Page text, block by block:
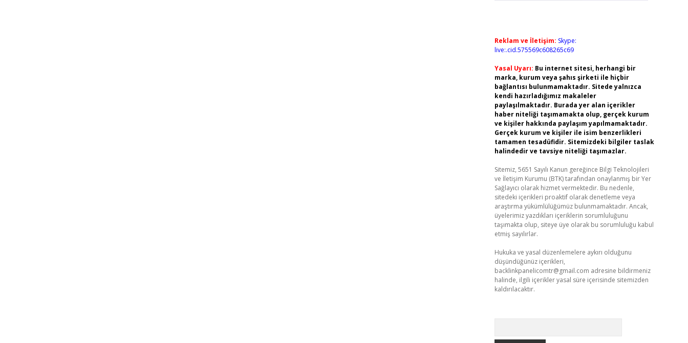
Reklam ve İletişim: Skype:
live:.cid.575569c608265c69
Yasal Uyarı: Bu internet sitesi, herhangi bir
marka, kurum veya şahıs şirketi ile hiçbir
bağlantısı bulunmamaktadır. Sitede yalnızca
kendi hazırladığımız makaleler
paylaşılmaktadır. Burada yer alan içerikler
haber niteliği taşımamakta olup, gerçek kurum
ve kişiler hakkında paylaşım yapılmamaktadır.
Gerçek kurum ve kişiler ile isim benzerlikleri
tamamen tesadüfidir. Sitemizdeki bilgiler taslak
halindedir ve tavsiye niteliği taşımazlar.
Sitemiz, 5651 Sayılı Kanun gereğince Bilgi Teknolojileri
ve İletişim Kurumu (BTK) tarafından onaylanmış bir Yer
Sağlayıcı olarak hizmet vermektedir. Bu nedenle,
sitedeki içerikleri proaktif olarak denetleme veya
araştırma yükümlülüğümüz bulunmamaktadır. Ancak,
üyelerimiz yazdıkları içeriklerin sorumluluğunu
taşımakta olup, siteye üye olarak bu sorumluluğu kabul
etmiş sayılırlar.
Hukuka ve yasal düzenlemelere aykırı olduğunu
düşündüğünüz içerikleri,
backlinkpanelicomtr@gmail.com adresine bildirmeniz
halinde, ilgili içerikler yasal süre içerisinde sitemizden
kaldırılacaktır.